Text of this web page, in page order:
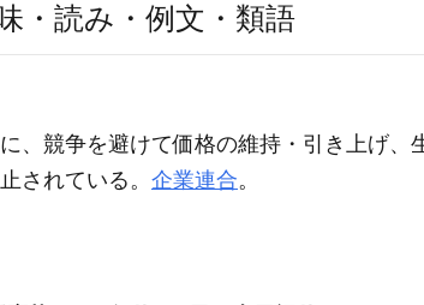
・読み・例文・類語
、競争を避けて価格の維持・引き上げ、
されている。 企業連合。